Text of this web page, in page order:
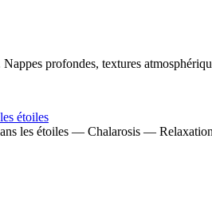
profondes, textures
étoiles